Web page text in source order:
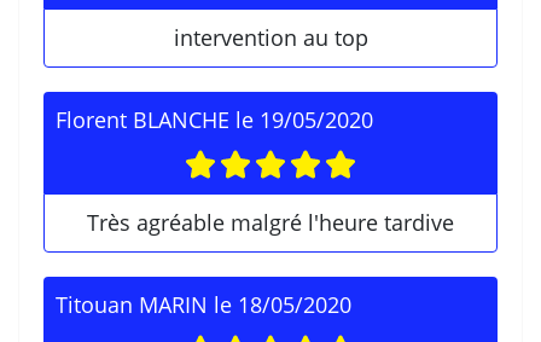
intervention au top
Florent BLANCHE le 19/05/2020
Très agréable malgré l'heure tardive
Titouan MARIN le 18/05/2020